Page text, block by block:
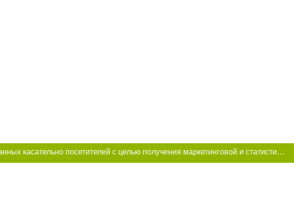
Этот сайт использует «cookies». Также сайт использует интернет-сервис для сбора технических данных касательно посетителей с целью получения маркетинговой и статистической информации. Условия обработки данных посетителей сайта см.